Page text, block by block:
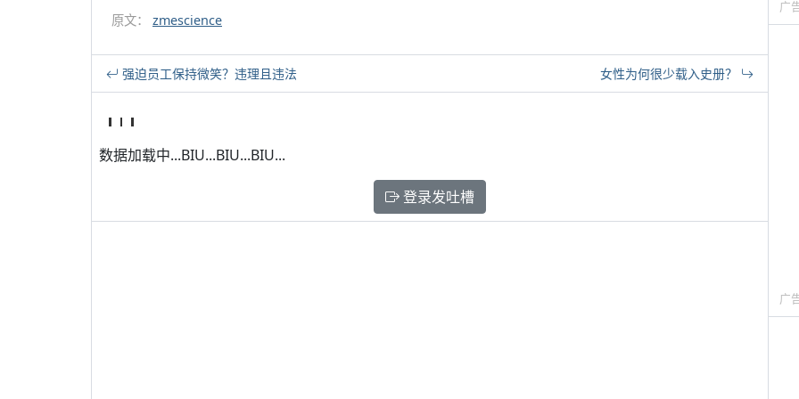
原文： zmescience
强迫员工保持微笑？违理且违法 女性为何很少载入史册？
数据加载中...BIU...BIU...BIU...
登录发吐槽
广
广